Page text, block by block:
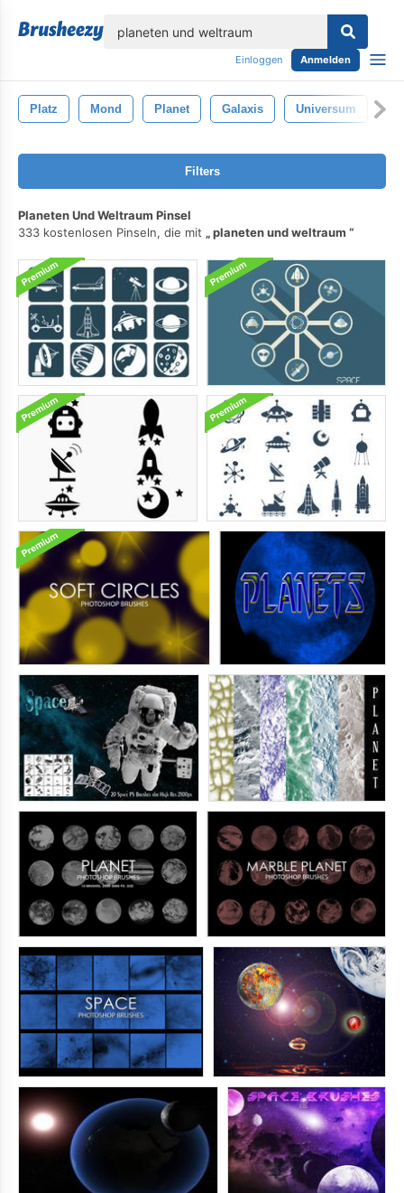
Einloggen Anmelden
Platz Mond Planet Galaxis Universum
Filters
Planeten Und Weltraum Pinsel
333 kostenlosen Pinseln, die mit
planeten und weltraum